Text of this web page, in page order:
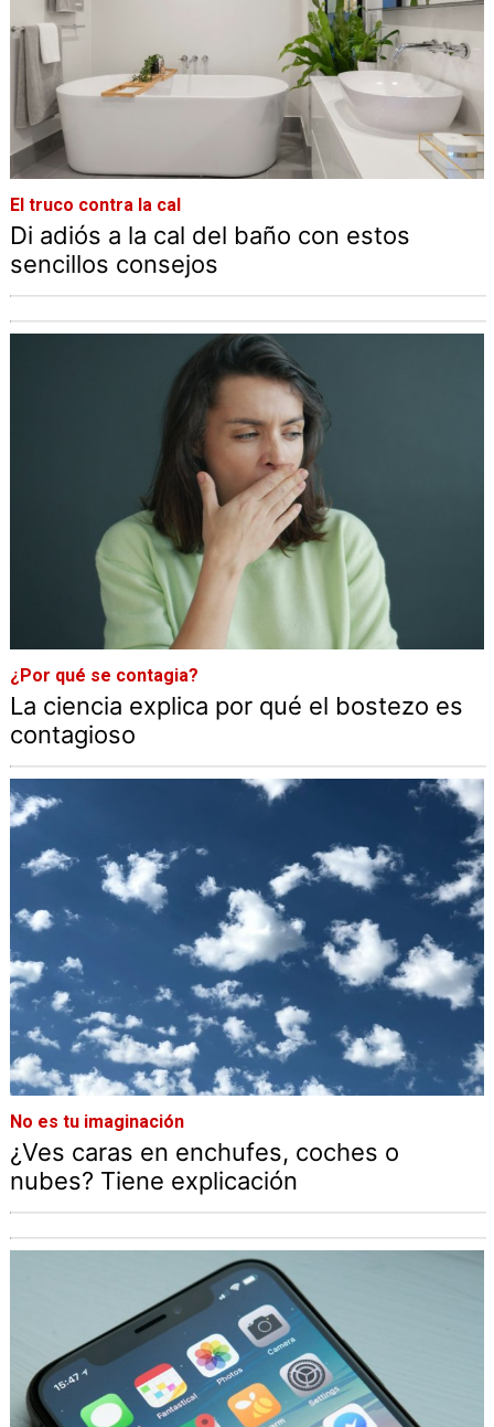
El truco contra la cal
Di adiós a la cal del baño con estos
sencillos consejos
¿Por qué se contagia?
La ciencia explica por qué el bostezo es
contagioso
No es tu imaginación
¿Ves caras en enchufes, coches o
nubes? Tiene explicación